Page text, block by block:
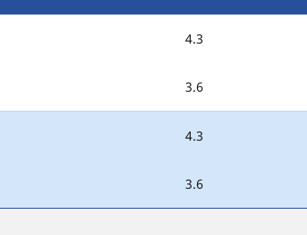
4.3
3.6
4.3
3.6